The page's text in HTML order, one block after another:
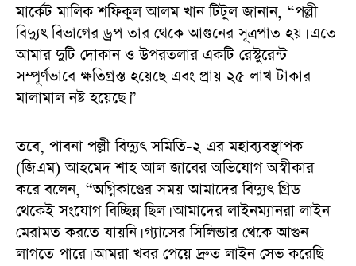
মার্কেট মালিক শফিকুল আলম খান টিটুল জানান, “পল্লী
বিদ্যুৎ বিভাগের ড্রপ তার থেকে আগুনের সূত্রপাত হয়। এতে
আমার দুটি দোকান ও উপরতলার একটি রেস্টুরেন্ট
সম্পূর্ণভাবে ক্ষতিগ্রস্ত হয়েছে এবং প্রায় ২৫ লাখ টাকার
মালামাল নষ্ট হয়েছে।”
তবে, পাবনা পল্লী বিদ্যুৎ সমিতি-২ এর মহাব্যবস্থাপক
(জিএম) আহমেদ শাহ আল জাবের অভিযোগ অস্বীকার
করে বলেন, “অগ্নিকাণ্ডের সময় আমাদের বিদ্যুৎ গ্রিড
থেকেই সংযোগ বিচ্ছিন্ন ছিল। আমাদের লাইনম্যানরা লাইন
মেরামত করতে যায়নি। গ্যাসের সিলিন্ডার থেকে আগুন
লাগতে পারে। আমরা খবর পেয়ে দ্রুত লাইন সেভ করেছি